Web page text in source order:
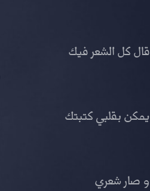
قال كل الشعر فيك
يمكن بقلبي كتبتك
و صار شعري